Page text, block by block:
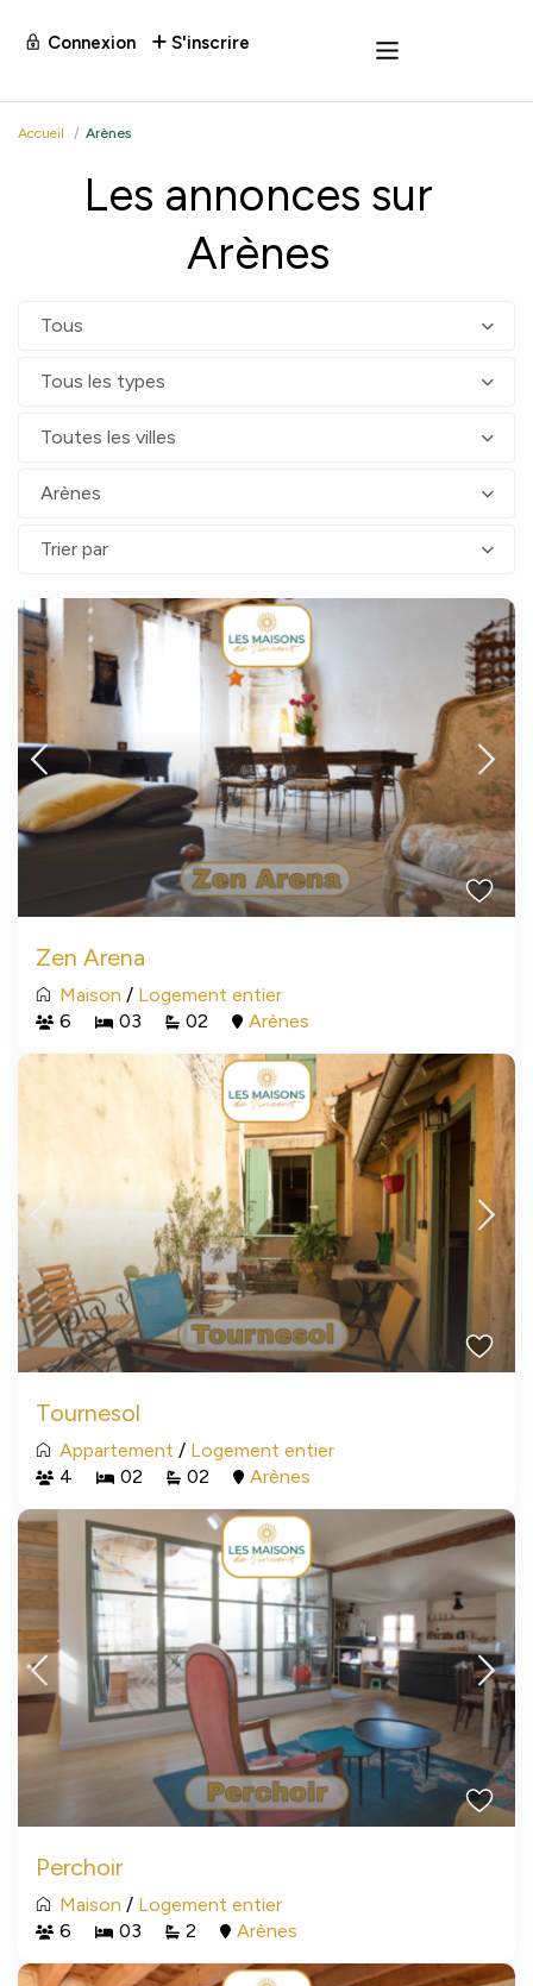
Connexion S'inscrire
Accueil Arènes
Les annonces sur
Arènes
Tous
Tous les types
Toutes les villes
Arènes
Trier par
Zen Arena
Maison / Logement entier
6
03 02 Arènes
Tournesol
Appartement / Logement entier
4
02 02 Arènes
Perchoir
Maison / Logement entier
6
03 2 Arènes